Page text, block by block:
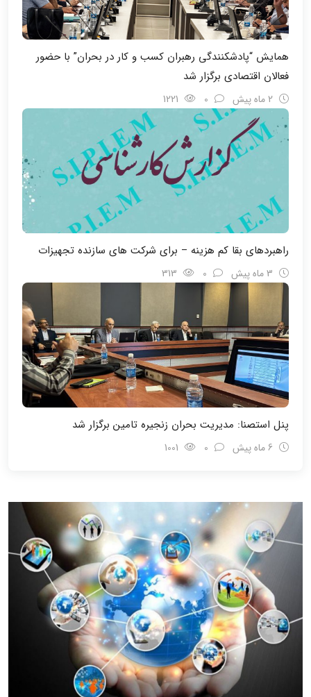
همایش “پادشکنندگی رهبران کسب و کار در بحران” با حضور
فعالان اقتصادی برگزار شد
راهبردهای بقا کم هزینه – برای شرکت های سازنده تجهیزات
پنل استصنا: مدیریت بحران زنجیره تامین برگزار شد